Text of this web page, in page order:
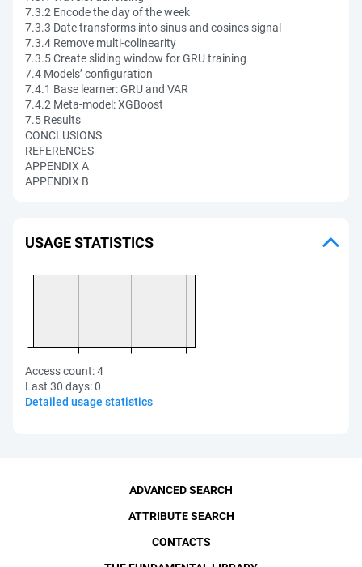
7.3.2 Encode the day of the week
7.3.3 Date transforms into sinus and cosines signal
7.3.4 Remove multi-colinearity
7.3.5 Create sliding window for GRU training
7.4 Models’ configuration
7.4.1 Base learner: GRU and VAR
7.4.2 Meta-model: XGBoost
7.5 Results
CONCLUSIONS
REFERENCES
APPENDIX A
APPENDIX B
USAGE STATISTICS
Access count:4
Last 30 days:0
Detailed usage statistics
ADVANCED SEARCH
ATTRIBUTE SEARCH
CONTACTS